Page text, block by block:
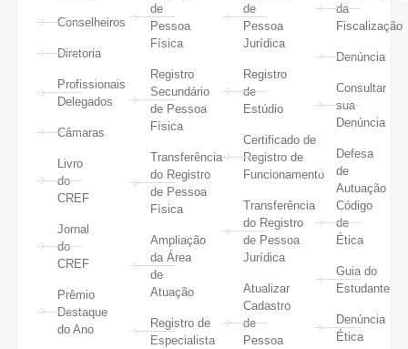
Conselheiros
Diretoria
Profissionais
Delegados
Câmaras
Livro
do
CREF
Jornal
do
CREF
Prêmio
Destaque
do Ano
de
Pessoa
Física
Registro
Secundário
de Pessoa
Física
Transferência
do Registro
de Pessoa
Física
Ampliação
da Área
de
Atuação
Registro de
Especialista
de
Pessoa
Jurídica
Registro
de
Estúdio
Certificado de
Registro de
Funcionamento
Transferência
do Registro
de Pessoa
Jurídica
Atualizar
Cadastro
de
Pessoa
da
Fiscalização
Denúncia
Consultar
sua
Denúncia
Defesa
de
Autuação
Código
de
Ética
Guia do
Estudante
Denúncia
Ética